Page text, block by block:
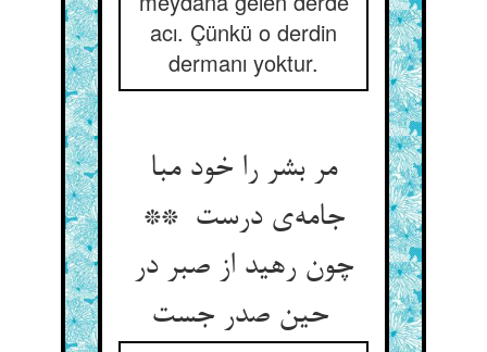
acı. Çünkü o derdin
dermanı yoktur.
مر بشر را خود مبا
جامه‌ی درست **
چون رهید از صبر در
حین صدر جست